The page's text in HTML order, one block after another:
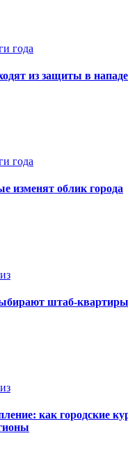
года
из защиты в
года
изменят облик города
штаб-квартиры
как городские